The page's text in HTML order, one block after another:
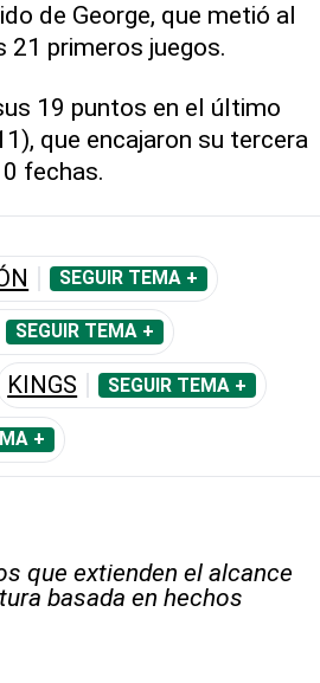
de George, que metió al
primeros juegos.
19 puntos en el último
que encajaron su tercera
fechas.
SEGUIR TEMA +
SEGUIR TEMA +
KINGS SEGUIR TEMA +
+
que extienden el alcance
basada en hechos